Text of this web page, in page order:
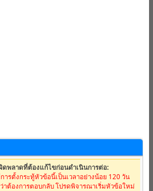
พลาดที่ต้องแก้ไขก่อนดำเนินการต่อ:
ารตั้งกระทู้หัวข้อนี้เป็นเวลาอย่างน้อย 120 วัน
ต้องการตอบกลับ โปรดพิจารณาเริ่มหัวข้อใหม่